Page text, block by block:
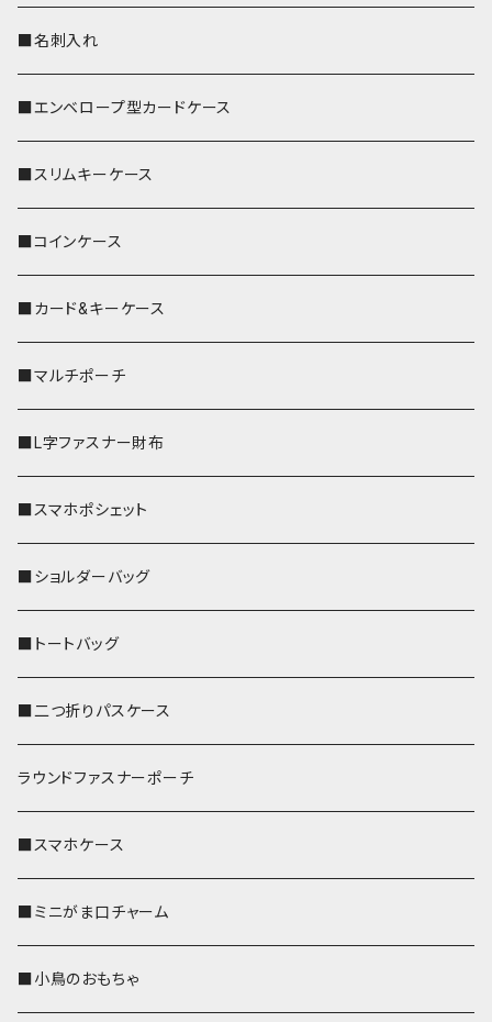
■名刺入れ
■エンベロープ型カードケース
■スリムキーケース
■コインケース
■カード&キーケース
■マルチポーチ
■L字ファスナー財布
■スマホポシェット
■ショルダーバッグ
■トートバッグ
■二つ折りパスケース
ラウンドファスナーポーチ
■スマホケース
■ミニがま口チャーム
■小鳥のおもちゃ